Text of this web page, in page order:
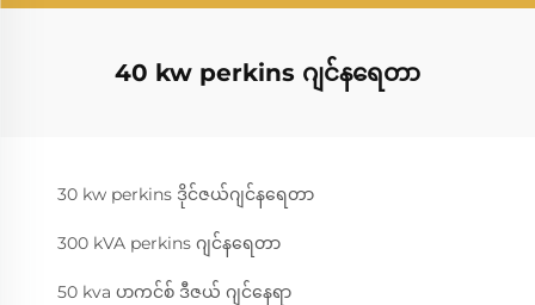
40 kw perkins ဂျင်နရေတာ
30 kw perkins ဒိုင်ဇယ်ဂျင်နရေတာ
300 kVA perkins ဂျင်နရေတာ
50 kva ပာကင်စ် ဒီဇယ် ဂျင်နေရာ